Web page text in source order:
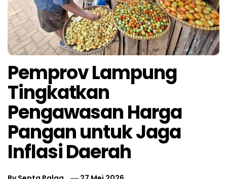
Pemprov Lampung
Tingkatkan
Pengawasan Harga
Pangan untuk Jaga
Inflasi Daerah